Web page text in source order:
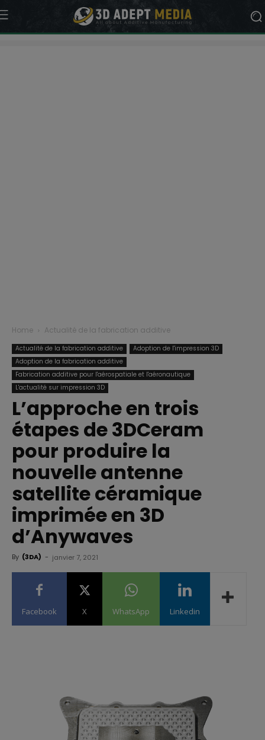
Home Actualité de la fabrication additive
Actualité de la fabrication additive
Adoption de l'impression 3D
Adoption de la fabrication additive
Fabrication additive pour l'aérospatiale et l'aéronautique
L'actualité sur impression 3D
L’approche en trois
étapes de 3DCeram
pour produire la
nouvelle antenne
satellite céramique
imprimée en 3D
d’Anywaves
By (3DA) - janvier 7, 2021
Facebook X WhatsApp Linkedin